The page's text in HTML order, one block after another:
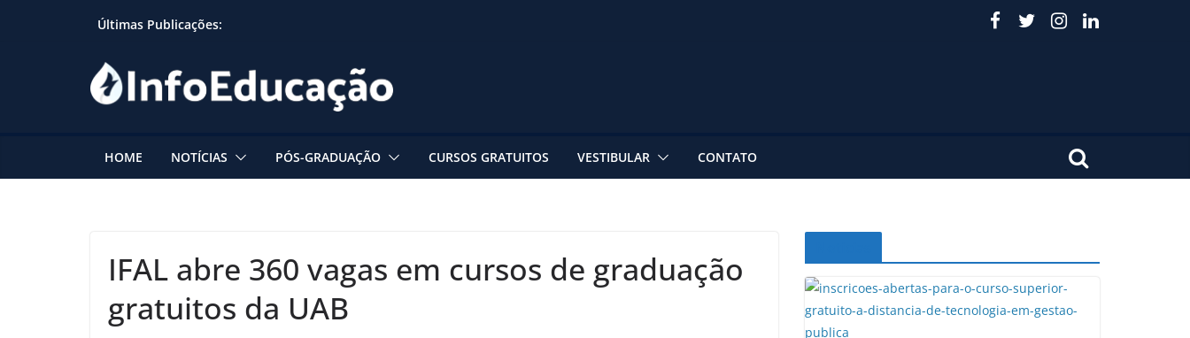
Últimas Publicações:
HOME NOTÍCIAS PÓS-GRADUAÇÃO CURSOS GRATUITOS VESTIBULAR CONTATO
IFAL abre 360 vagas em cursos de graduação
gratuitos da UAB